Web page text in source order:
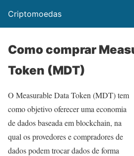
Criptomoedas
Como comprar
Token (MDT)
O Measurable Data Token (MDT) tem
como objetivo oferecer uma economia
de dados baseada em blockchain, na
qual os provedores e compradores de
dados podem trocar dados de forma